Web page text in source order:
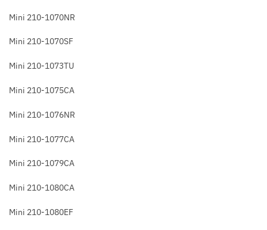
Mini 210-1070NR
Mini 210-1070SF
Mini 210-1073TU
Mini 210-1075CA
Mini 210-1076NR
Mini 210-1077CA
Mini 210-1079CA
Mini 210-1080CA
Mini 210-1080EF